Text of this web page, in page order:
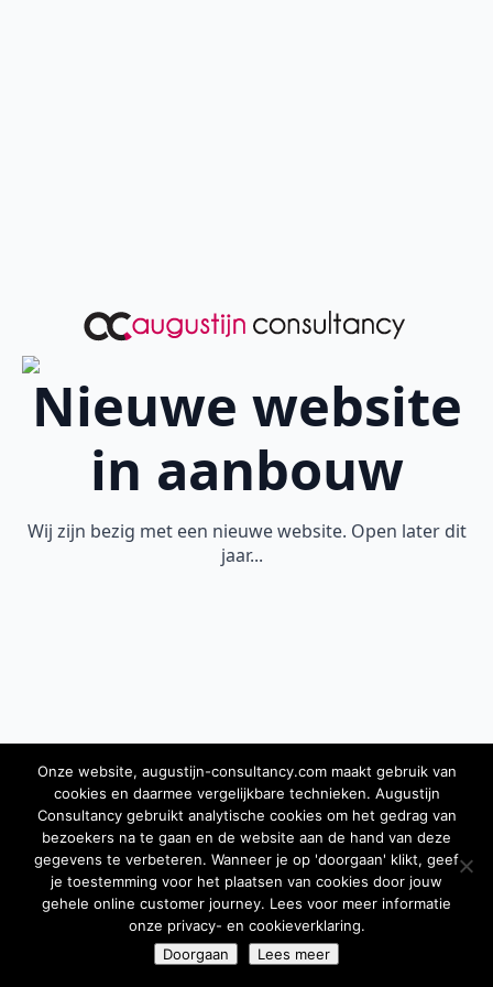
Nieuwe website
in aanbouw
Wij zijn bezig met een nieuwe website. Open later dit
jaar...
Onze website, augustijn-consultancy.com maakt gebruik van
cookies en daarmee vergelijkbare technieken. Augustijn
Consultancy gebruikt analytische cookies om het gedrag van
bezoekers na te gaan en de website aan de hand van deze
gegevens te verbeteren. Wanneer je op 'doorgaan' klikt, geef
je toestemming voor het plaatsen van cookies door jouw
gehele online customer journey. Lees voor meer informatie
onze privacy- en cookieverklaring.
Doorgaan
Lees meer